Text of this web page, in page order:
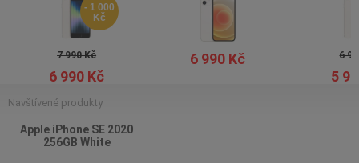
- 1 000
Kč
7 990 Kč
6 990 Kč
6 990 Kč 6
5
Navštívené produkty
Apple iPhone SE 2020
256GB White